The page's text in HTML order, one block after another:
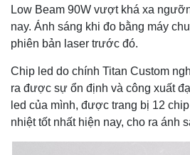
Low Beam 90W vượt khá xa
nay. Ánh sáng khi đo bằng máy
phiên bản laser trước đó.
Chip led do chính Titan Custom
ra được sự ổn định và công xuất
led của mình, được trang bị 12
nhiệt tốt nhất hiện nay, cho ra ánh